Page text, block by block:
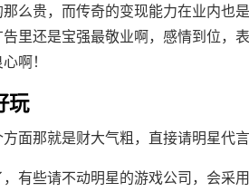
么贵，而传奇的变现能力在业内也
里还是宝强最敬业啊，感情到位，
啊！
玩
面那就是财大气粗，直接请明星代
有些请不动明星的游戏公司，会采